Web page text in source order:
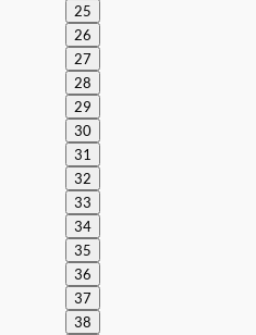
25
26
27
28
29
30
31
32
33
34
35
36
37
38